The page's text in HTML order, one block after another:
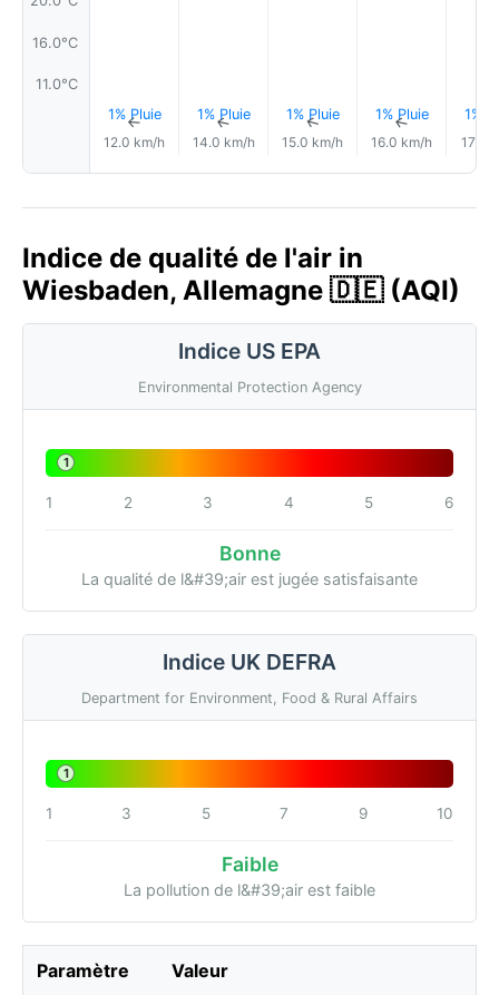
16.0°C
11.0°C
1% Pluie
↑
12.0 km/h
1% Pluie
↑
14.0 km/h
1% Pluie
↑
15.0 km/h
1% Pluie
↑
16.0 km/h
1%
17.0
Indice de qualité de l'air in
Wiesbaden, Allemagne 🇩🇪 (AQI)
Indice US EPA
Environmental Protection Agency
1
1 2 3 4 5 6
Bonne
La qualité de l&#39;air est jugée satisfaisante
Indice UK DEFRA
Department for Environment, Food & Rural Affairs
1
1 3 5 7 9 10
Faible
La pollution de l&#39;air est faible
Paramètre Valeur